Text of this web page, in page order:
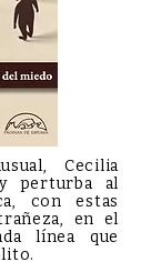
Cecilia
perturba al
con estas
en el
línea que